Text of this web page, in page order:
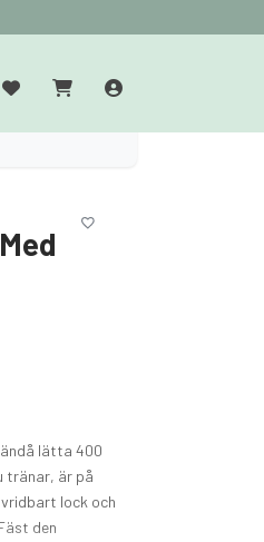
lätta 400
tränar, är på
lock och
den